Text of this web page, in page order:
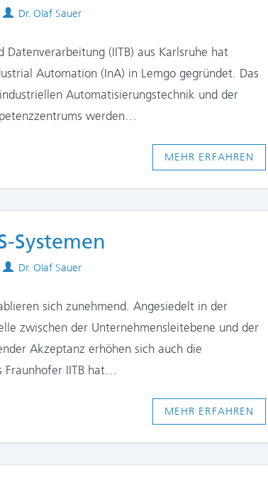
Authors
Dr. Olaf Sauer
(IITB) aus Karlsruhe hat
Automation (InA) in Lemgo gegründet. Das
Automatisierungstechnik und der
werden…
MEHR ERFAHREN
Systemen
Authors
Dr. Olaf Sauer
sich zunehmend. Angesiedelt in der
zwischen der Unternehmensleitebene und der
Akzeptanz erhöhen sich auch die
Fraunhofer IITB hat…
MEHR ERFAHREN